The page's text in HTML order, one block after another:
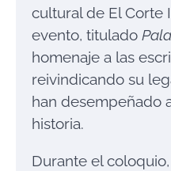
cultural de El Corte
evento, titulado
homenaje a las
reivindicando su
han desempeñado
historia.
Durante el